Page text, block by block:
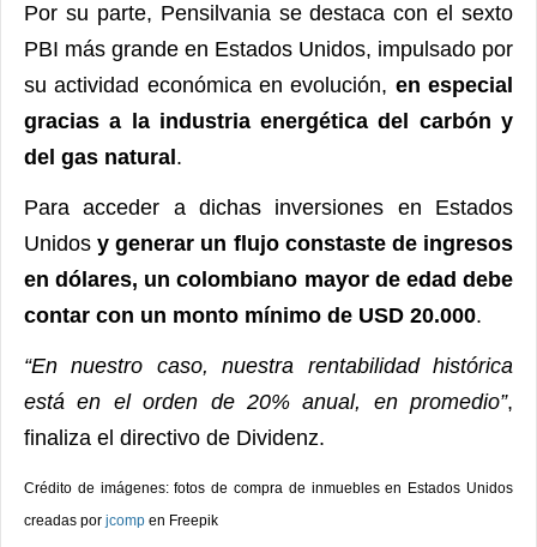
Por su parte, Pensilvania se destaca con el sexto
PBI más grande en Estados Unidos, impulsado por
su actividad económica en evolución, en especial
gracias a la industria energética del carbón y
del gas natural .
Para acceder a dichas inversiones en Estados
Unidosy generar un flujo constaste de ingresos
en dólares, un colombiano mayor de edad debe
contar con un monto mínimo de USD 20.000.
“En nuestro caso, nuestra rentabilidad histórica
está en el orden de 20% anual, en promedio”,
finaliza el directivo de Dividenz.
Crédito de imágenes: fotos de compra de inmuebles en Estados Unidos
creadas por jcomp en Freepik